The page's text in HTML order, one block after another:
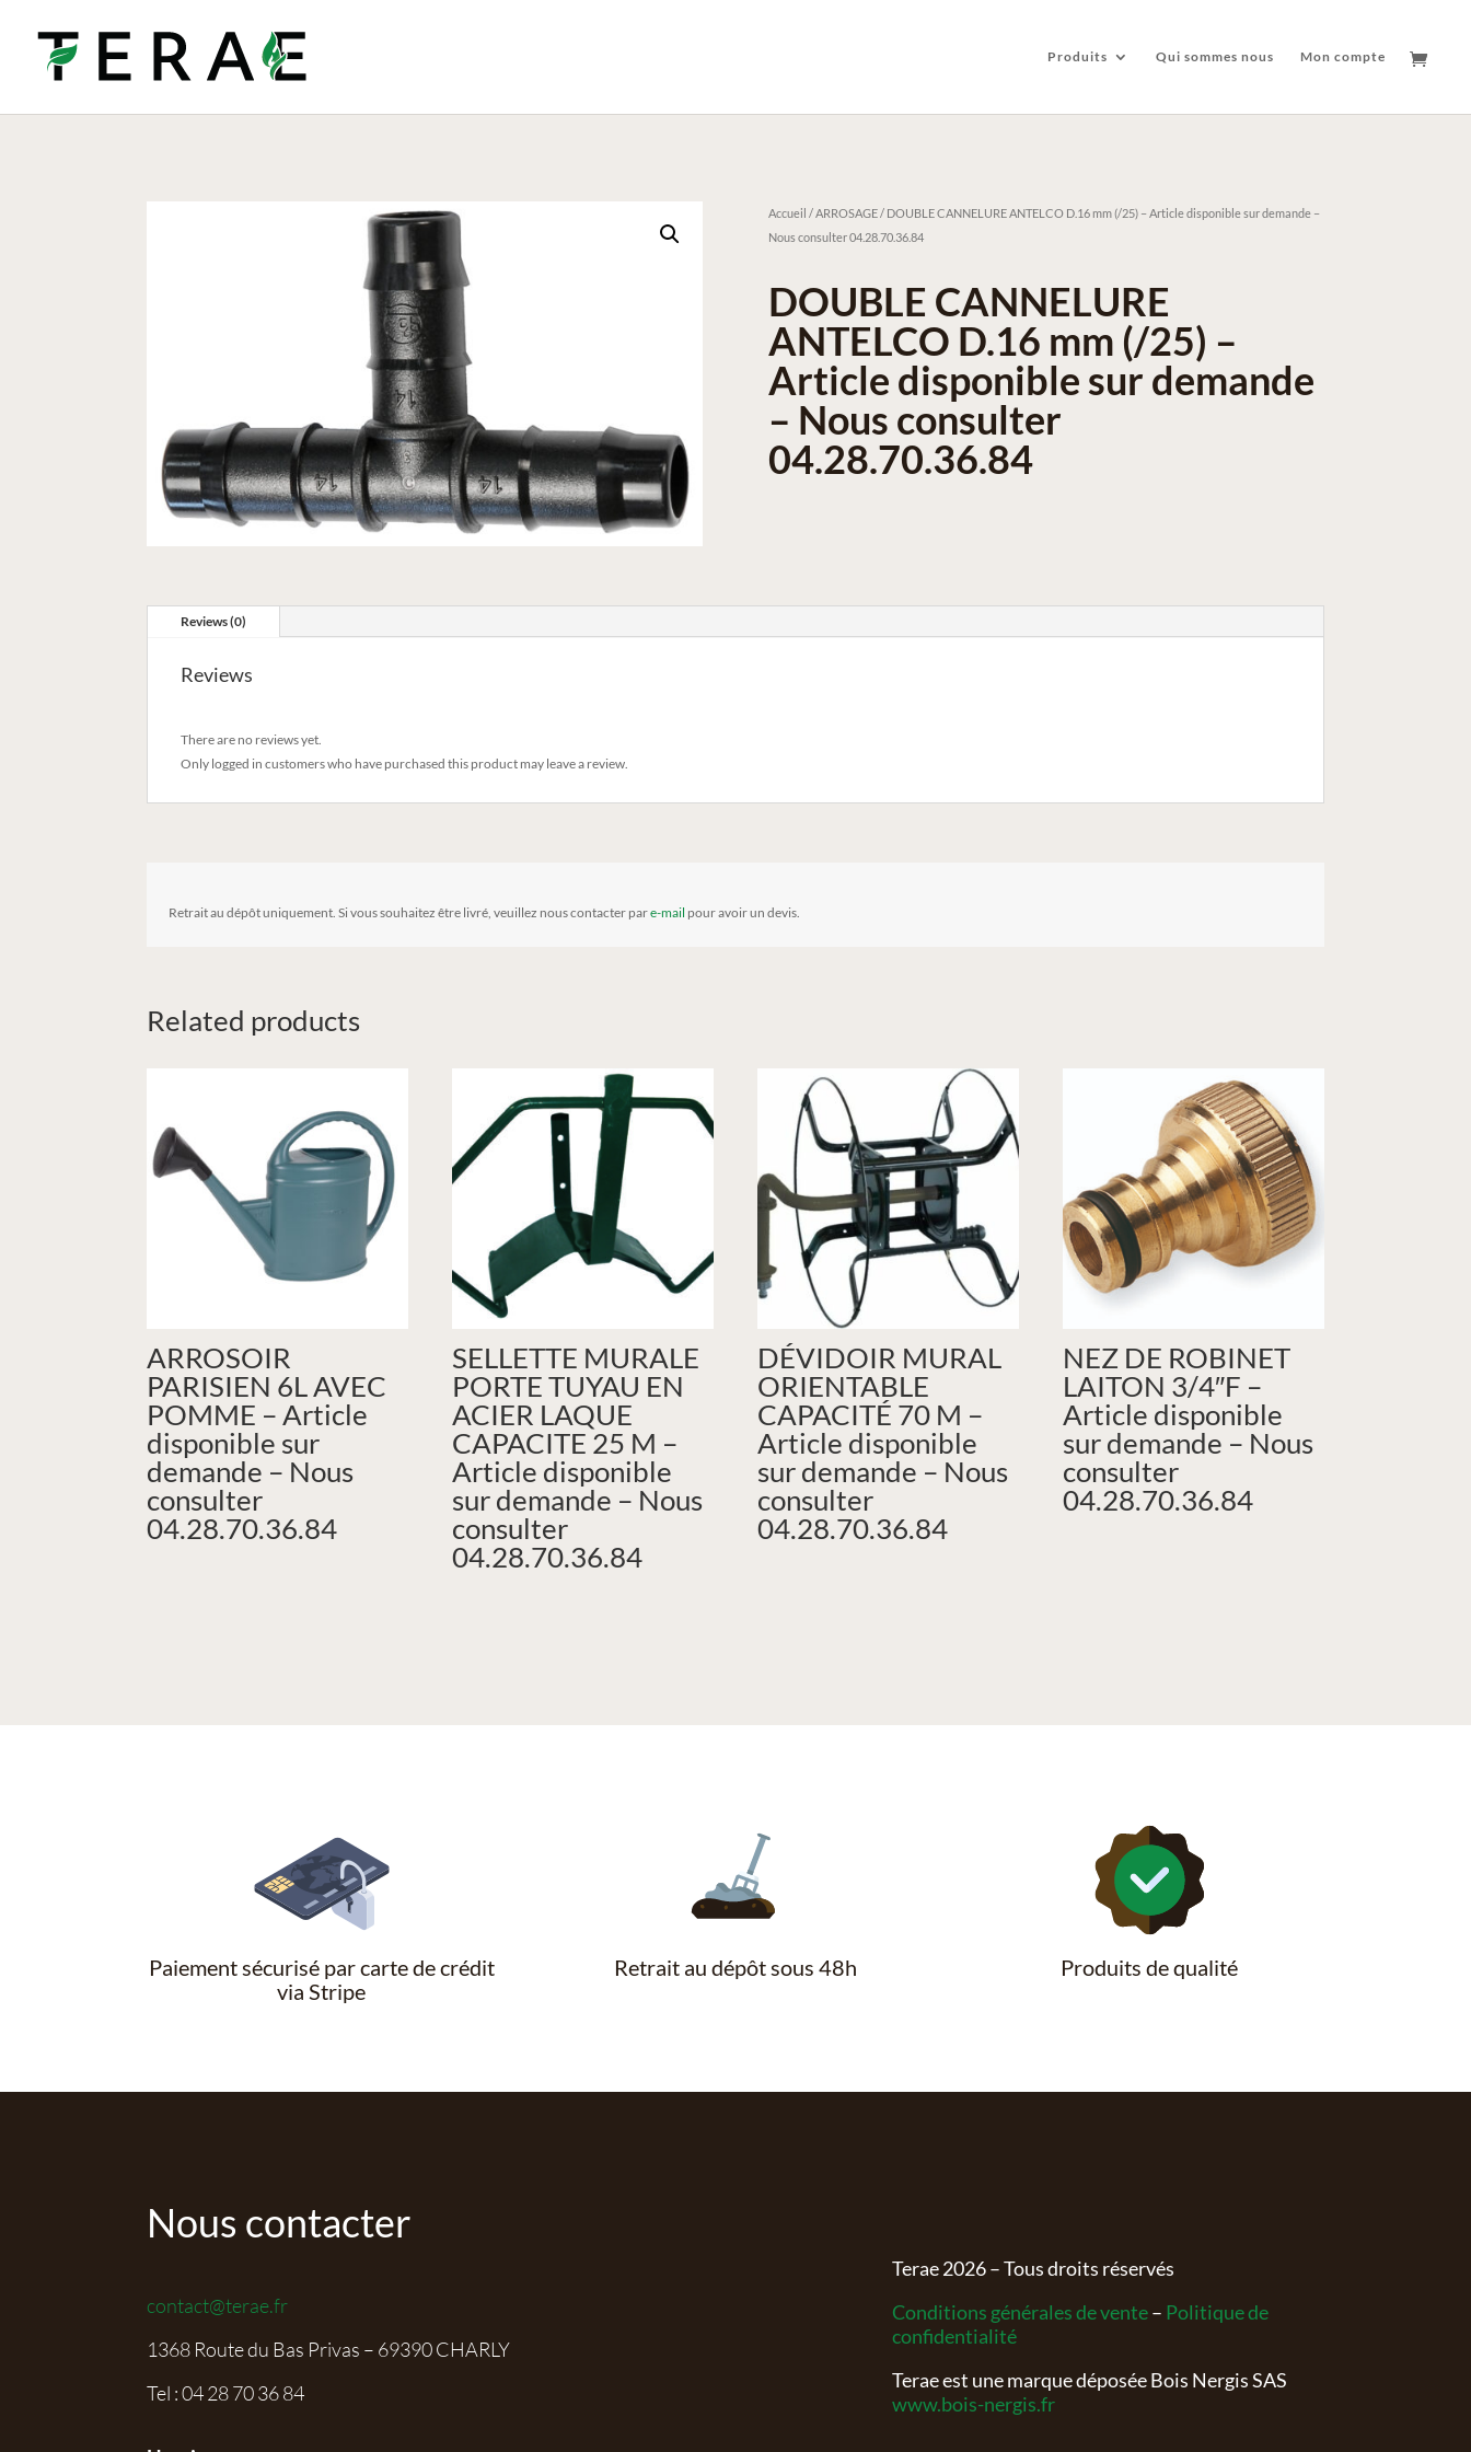
Produits Qui sommes nous Mon compte
Accueil /ARROSAGE/ DOUBLE CANNELURE ANTELCO D.16 mm (/25) – Article disponible sur demande –
Nous consulter 04.28.70.36.84
DOUBLE CANNELURE
ANTELCO D.16 mm (/25) –
Article disponible sur demande
– Nous consulter
04.28.70.36.84
Reviews (0)
Reviews
There are no reviews yet.
Only logged in customers who have purchased this product may leave a review.
Retrait au dépôt uniquement. Si vous souhaitez être livré, veuillez nous contacter pare-mail pour avoir un devis.
Related products
ARROSOIR
PARISIEN 6L AVEC
POMME – Article
disponible sur
demande – Nous
consulter
04.28.70.36.84
SELLETTE MURALE
PORTE TUYAU EN
ACIER LAQUE
CAPACITE 25 M –
Article disponible
sur demande – Nous
consulter
04.28.70.36.84
DÉVIDOIR MURAL
ORIENTABLE
CAPACITÉ 70 M –
Article disponible
sur demande – Nous
consulter
04.28.70.36.84
NEZ DE ROBINET
LAITON 3/4″F –
Article disponible
sur demande – Nous
consulter
04.28.70.36.84
Paiement sécurisé par carte de crédit
via Stripe
Retrait au dépôt sous 48h Produits de qualité
Nous contacter
contact@terae.fr
1368 Route du Bas Privas – 69390 CHARLY
Tel :04 28 70 36 84
Terae2026– Tous droits réservés
Conditions générales de vente– Politique de
confidentialité
Terae est une marque déposée Bois Nergis SAS
www.bois-nergis.fr